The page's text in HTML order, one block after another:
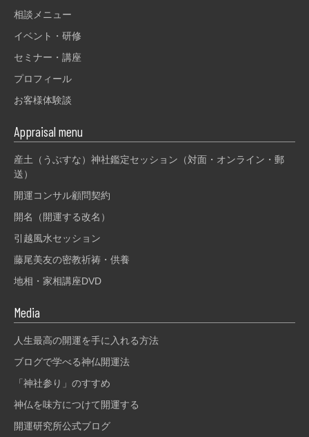
相談メニュー
イベント・研修
セミナー・講座
プロフィール
お客様体験談
Appraisal menu
産土（うぶすな）神社鑑定セッション（対面・オンライン・郵
送）
開運コンサル顧問契約
開名（開運する改名）
引越風水セッション
藤尾美友の密教祈祷・供養
地相・家相講座DVD
Media
人生最高の開運を手に入れる方法
ブログで学べる神仏開運法
「神社参り」のすすめ
神仏を味方につけて開運する
開運研究所公式ブログ